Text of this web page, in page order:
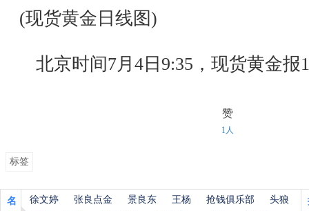
(现货黄金日线图)
北京时间7月4日9:35，现货黄金报
赞
1人
标签
名
徐文婷 张良点金 景良东 王杨 抢钱俱乐部
头狼